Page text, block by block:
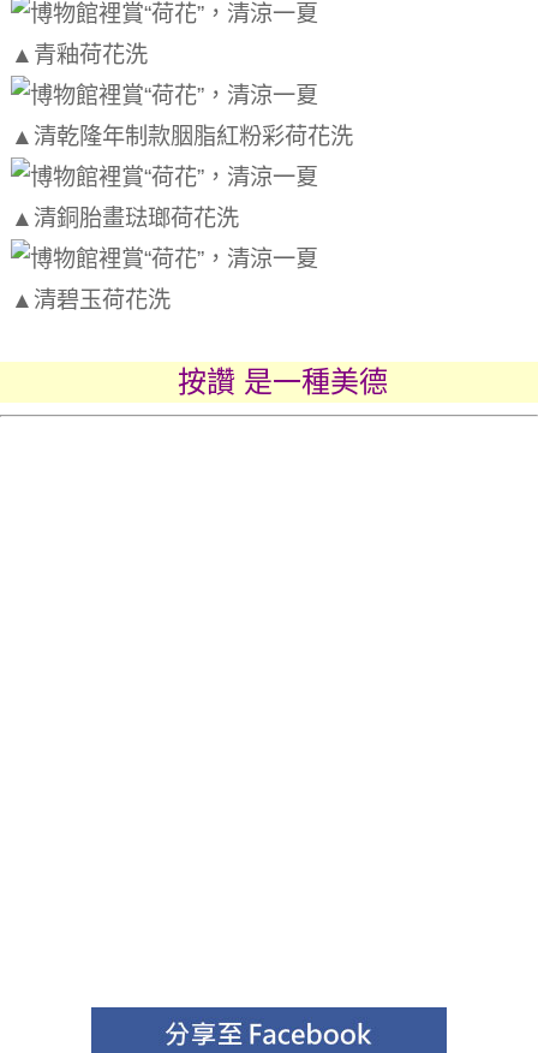
▲青釉荷花洗
▲清乾隆年制款胭脂紅粉彩荷花洗
▲清銅胎畫琺瑯荷花洗
▲清碧玉荷花洗
按讚 是一種美德